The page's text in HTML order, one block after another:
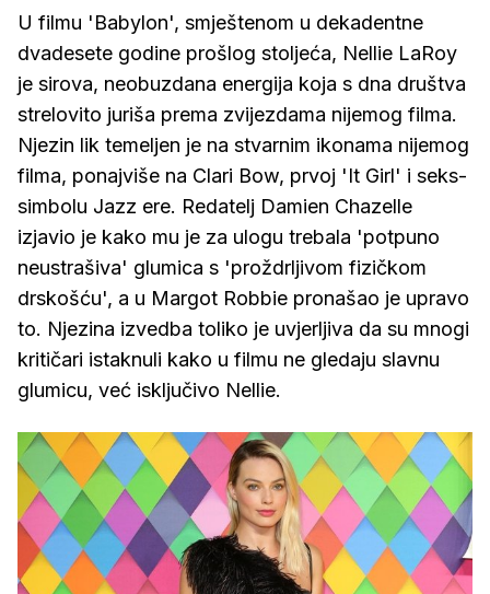
U filmu 'Babylon', smještenom u dekadentne
dvadesete godine prošlog stoljeća, Nellie LaRoy
je sirova, neobuzdana energija koja s dna društva
strelovito juriša prema zvijezdama nijemog filma.
Njezin lik temeljen je na stvarnim ikonama nijemog
filma, ponajviše na Clari Bow, prvoj 'It Girl' i seks-
simbolu Jazz ere. Redatelj Damien Chazelle
izjavio je kako mu je za ulogu trebala 'potpuno
neustrašiva' glumica s 'proždrljivom fizičkom
drskošću', a u Margot Robbie pronašao je upravo
to. Njezina izvedba toliko je uvjerljiva da su mnogi
kritičari istaknuli kako u filmu ne gledaju slavnu
glumicu, već isključivo Nellie.